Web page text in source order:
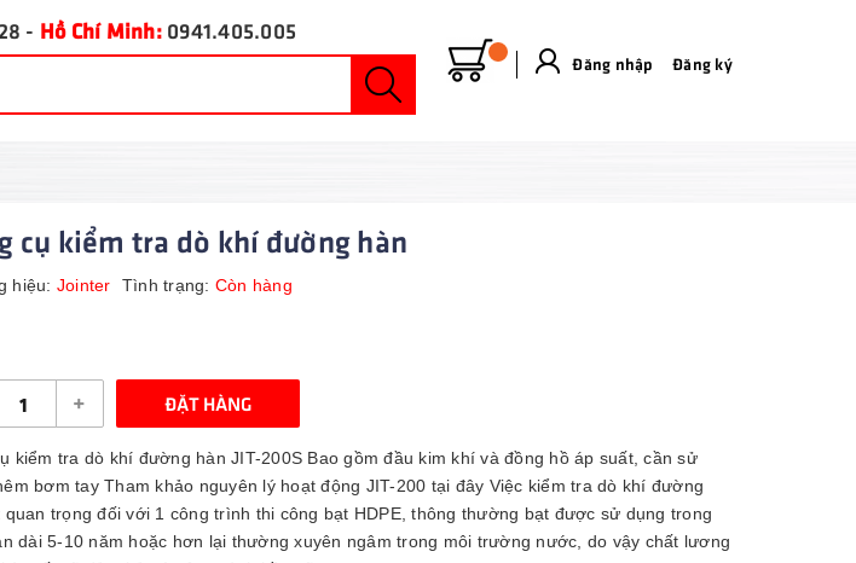
- Hồ Chí Minh: 0941.405.005
Đăng nhập Đăng ký
cụ kiểm tra dò khí đường hàn
hiệu: Jointer Tình trạng: Còn hàng
+ ĐẶT HÀNG
kiểm tra dò khí đường hàn JIT-200S Bao gồm đầu kim khí và đồng hồ áp suất, cần sử
bơm tay Tham khảo nguyên lý hoạt động JIT-200 tại đây Việc kiểm tra dò khí đường
quan trọng đối với 1 công trình thi công bạt HDPE, thông thường bạt được sử dụng trong
dài 5-10 năm hoặc hơn lại thường xuyên ngâm trong môi trường nước, do vậy chất lương